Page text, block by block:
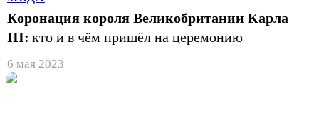
Коронация короля Великобритании Карла
III: кто и в чём пришёл на церемонию
6 мая 2023